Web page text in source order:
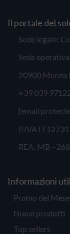
Il portale del
Sede legale:
Sede
20900 Monza
+39 039
[email
P.IVA
REA: MB -
Informazioni
Promo del Mese
Nuovi prodotti
Top sellers